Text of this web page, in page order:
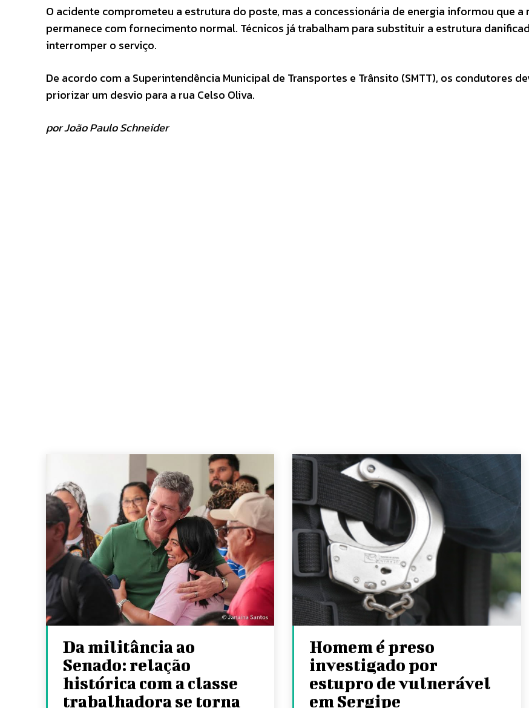
O acidente comprometeu a estrutura do poste, mas a concessionária de energia informou que a
permanece com fornecimento normal. Técnicos já trabalham para substituir a estrutura
interromper o serviço.
De acordo com a Superintendência Municipal de Transportes e Trânsito (SMTT), os condutores
priorizar um desvio para a rua Celso Oliva.
por João Paulo Schneider
Da militância ao
Senado: relação
histórica com a classe
trabalhadora se torna
Homem é preso
investigado por
estupro de vulnerável
em Sergipe